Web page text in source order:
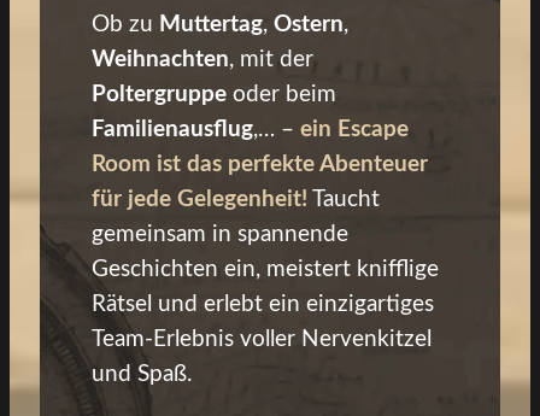
Ob zu Muttertag, Ostern,
Weihnachten, mit der
Poltergruppeoder beim
Familienausflug,… – ein Escape
Room ist das perfekte Abenteuer
für jede Gelegenheit! Taucht
gemeinsam in spannende
Geschichten ein, meistert knifflige
Rätsel und erlebt ein einzigartiges
Team-Erlebnis voller Nervenkitzel
und Spaß.